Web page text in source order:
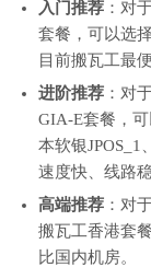
入门推荐 ：对
套餐，可以选
目前搬瓦工最
进阶推荐 ：对
GIA-E套餐，
本软银JPOS_1
速度快、线路
高端推荐 ：对
搬瓦工香港套
比国内机房。